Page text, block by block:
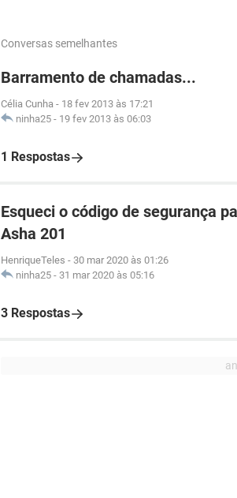
Conversas semelhantes
Barramento de chamadas...
Célia Cunha - 18 fev 2013 às 17:21
ninha25 - 19 fev 2013 às 06:03
1 Respostas
Esqueci o código de segurança
Asha 201
HenriqueTeles - 30 mar 2020 às 01:26
ninha25 - 31 mar 2020 às 05:16
3 Respostas